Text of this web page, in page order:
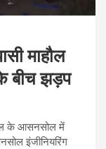
माहौल
बीच झड़प
के आसनसोल में
इंजीनियरिंग